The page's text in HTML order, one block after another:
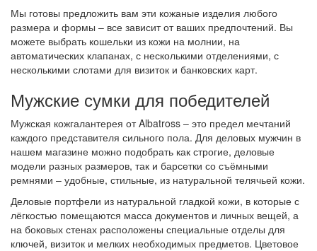
Мы готовы предложить вам эти кожаные изделия любого
размера и формы – все зависит от ваших предпочтений. Вы
можете выбрать кошельки из кожи на молнии, на
автоматических клапанах, с несколькими отделениями, с
несколькими слотами для визиток и банковских карт.
Мужские сумки для победителей
Мужская кожгалантерея от Albatross – это предел мечтаний
каждого представителя сильного пола. Для деловых мужчин в
нашем магазине можно подобрать как строгие, деловые
модели разных размеров, так и барсетки со съёмными
ремнями – удобные, стильные, из натуральной телячьей кожи.
Деловые портфели из натуральной гладкой кожи, в которые с
лёгкостью помещаются масса документов и личных вещей, а
на боковых стенах расположены специальные отделы для
ключей, визиток и мелких необходимых предметов. Цветовое